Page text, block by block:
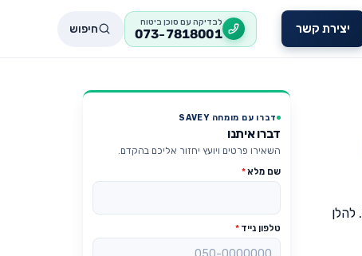
יצירת קשר לבדיקה עם סוכן ביטוח
073-7818001 חיפוש
. להלן
דברו עם מומחה SAVEY
דברו איתנו
השאירו פרטים ויועץ יחזור אליכם בהקדם.
שם מלא*
טלפון נייד *